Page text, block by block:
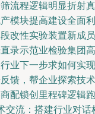
流程逻辑明显折射真
模块提高建设全面利
改性实验装置新成
录示范业检验集团高
业下一步求如何实现
馈，帮企业探索技术
配锁创里程碑逻辑跑
交流：搭建行业对话